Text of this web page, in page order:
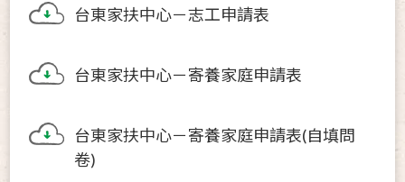
台東家扶中心－志工申請表
台東家扶中心－寄養家庭申請表
台東家扶中心－寄養家庭申請表(自填問
卷)